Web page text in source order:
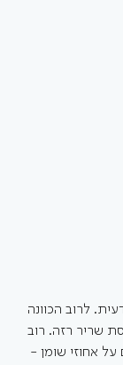
לרוב הכוונה
שריר רזה. רוב
על אחוזי שומן -